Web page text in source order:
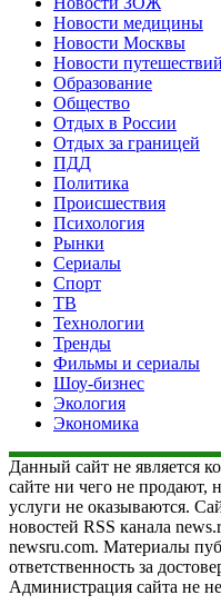
Новости медицины
Новости Москвы
Новости путешествий
Образование
Общество
Отдых в России
Отдых за границей
ПДД
Политика
Происшествия
Психология
Рынки
Сериалы
Спорт
ТВ
Технологии
Тренды
Фильмы и сериалы
Шоу-бизнес
Экология
Экономика
Данный сайт не является
сайте ни чего не продают,
услуги не оказываются.
новостей RSS канала
newsru.com. Материалы
ответственность за
Администрация сайта не